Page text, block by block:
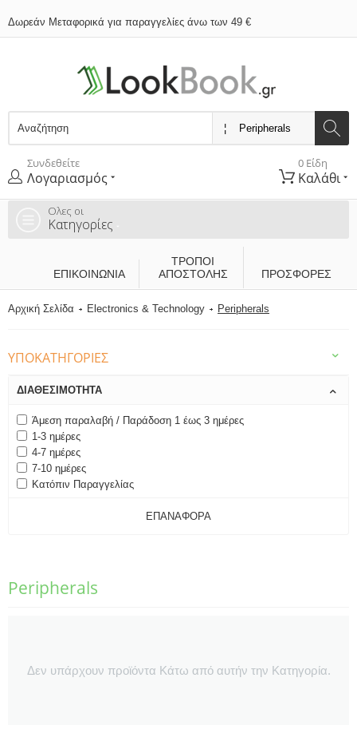
Δωρεάν Μεταφορικά για παραγγελίες άνω των 49 €
Συνδεθείτε
Λογαριασμός
0 Είδη
Καλάθι
Ολες οι
Κατηγορίες
ΕΠΙΚΟΙΝΩΝΊΑ
ΤΡΌΠΟΙ
ΑΠΟΣΤΟΛΉΣ
ΠΡΟΣΦΟΡΕΣ
Αρχική Σελίδα Electronics & Technology Peripherals
ΥΠΟΚΑΤΗΓΟΡΊΕΣ
ΔΙΑΘΕΣΙΜΌΤΗΤΑ
Άμεση παραλαβή / Παράδοση 1 έως 3 ημέρες
1-3 ημέρες
4-7 ημέρες
7-10 ημέρες
Κατόπιν Παραγγελίας
ΕΠΑΝΑΦΟΡΆ
Peripherals
Δεν υπάρχουν προϊόντα Κάτω από αυτήν την Κατηγορία.